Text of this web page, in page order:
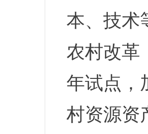
本、技术
农村改革
年试点，
村资源资